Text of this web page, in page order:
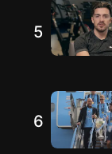
5
6